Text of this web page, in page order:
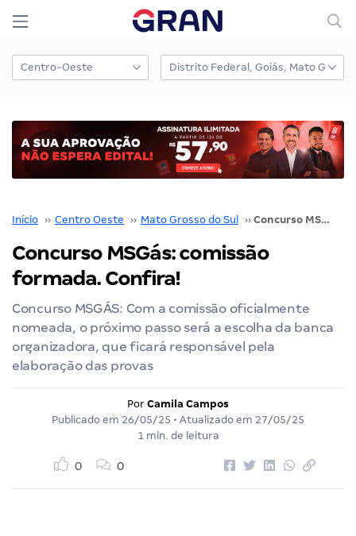
Início ›› Centro Oeste ›› Mato Grosso do Sul ›› Concurso MSGás: comissão formada. Confira!
Concurso MSGás: comissão
formada. Confira!
Concurso MSGÁS: Com a comissão oficialmente
nomeada, o próximo passo será a escolha da banca
organizadora, que ficará responsável pela
elaboração das provas
Por Camila Campos
Publicado em 26/05/25 • Atualizado em 27/05/25
1 min. de leitura
0 0